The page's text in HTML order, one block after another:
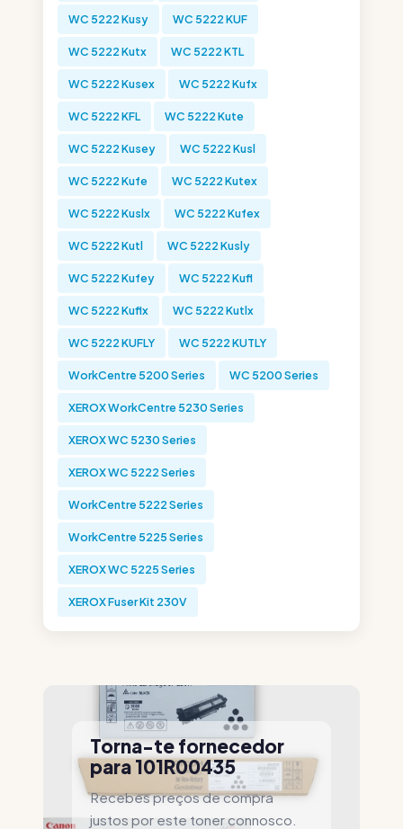
WC 5222 Kusy WC 5222 KUF
WC 5222 Kutx WC 5222 KTL
WC 5222 Kusex WC 5222 Kufx
WC 5222 KFL WC 5222 Kute
WC 5222 Kusey WC 5222 Kusl
WC 5222 Kufe WC 5222 Kutex
WC 5222 Kuslx WC 5222 Kufex
WC 5222 Kutl WC 5222 Kusly
WC 5222 Kufey WC 5222 Kufl
WC 5222 Kuflx WC 5222 Kutlx
WC 5222 KUFLY WC 5222 KUTLY
WorkCentre 5200 Series WC 5200 Series
XEROX WorkCentre 5230 Series
XEROX WC 5230 Series
XEROX WC 5222 Series
WorkCentre 5222 Series
WorkCentre 5225 Series
XEROX WC 5225 Series
XEROX Fuser Kit 230V
Torna-te fornecedor
para 101R00435
Recebes preços de compra
justos por este toner connosco.